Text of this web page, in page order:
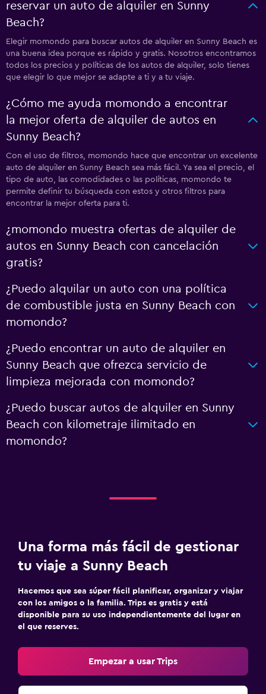
reservar un auto de alquiler en Sunny
Beach?
Elegir momondo para buscar autos de alquiler en Sunny Beach es
una buena idea porque es rápido y gratis. Nosotros encontramos
todos los precios y políticas de los autos de alquiler, solo tienes
que elegir lo que mejor se adapte a ti y a tu viaje.
¿Cómo me ayuda momondo a encontrar
la mejor oferta de alquiler de autos en
Sunny Beach?
Con el uso de filtros, momondo hace que encontrar un excelente
auto de alquiler en Sunny Beach sea más fácil. Ya sea el precio, el
tipo de auto, las comodidades o las políticas, momondo te
permite definir tu búsqueda con estos y otros filtros para
encontrar la mejor oferta para ti.
¿momondo muestra ofertas de alquiler de
autos en Sunny Beach con cancelación
gratis?
¿Puedo alquilar un auto con una política
de combustible justa en Sunny Beach con
momondo?
¿Puedo encontrar un auto de alquiler en
Sunny Beach que ofrezca servicio de
limpieza mejorada con momondo?
¿Puedo buscar autos de alquiler en Sunny
Beach con kilometraje ilimitado en
momondo?
Una forma más fácil de gestionar
tu viaje a Sunny Beach
Hacemos que sea súper fácil planificar, organizar y viajar
con los amigos o la familia. Trips es gratis y está
disponible para su uso independientemente del lugar en
el que reserves.
Empezar a usar Trips